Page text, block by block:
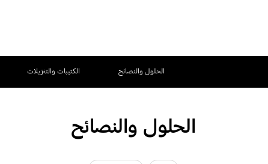
الحلول والنصائح الكتيبات والتنزيلات
الحلول والنصائح